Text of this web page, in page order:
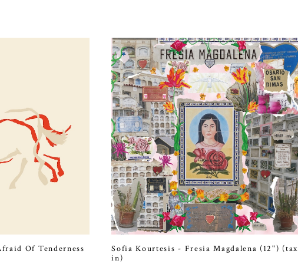
Of Tenderness
Sofia Kourtesis - Fresia Magdalena (12") (tax
in)